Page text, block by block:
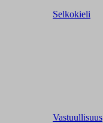
Selkokieli
Vastuullisuus